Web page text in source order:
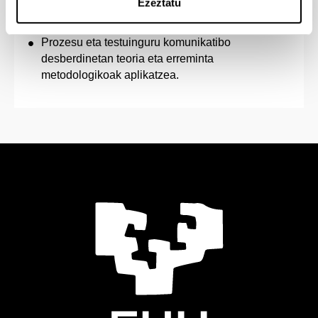
emaitzen ebaluaziora zuzenduriko irizpideak
jarraituz.
Prozesu eta testuinguru komunikatibo
desberdinetan teoria eta erreminta
metodologikoak aplikatzea.